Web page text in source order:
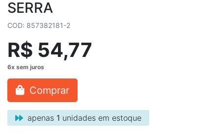
SERRA
COD: 857382181-2
R$ 54,77
Comprar
apenas 1 unidades em estoque